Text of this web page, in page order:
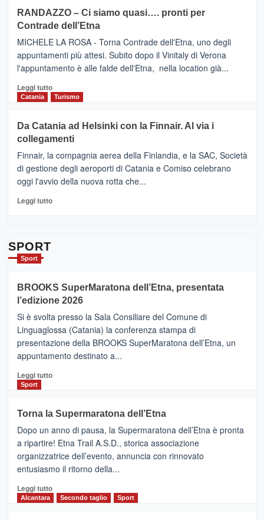
IL
NUOVO
SUMMER
CLUB
VIAGRANDE
(Ct)
–
Benanti
presenta
“Vino
&
Cultura
tappe
dell’enoturismo
RANDAZZO – Ci siamo quasi…. pronti per
Contrade dell’Etna
MICHELE LA ROSA - Torna Contrade dell'Etna, uno degli
appuntamenti più attesi. Subito dopo il Vinitaly di Verona
l'appuntamento è alle falde dell'Etna, nella location già...
Leggi tuttoLeggi
di
RANDAZZO
–
Ci
siamo
quasi….
pronti
per
Catania Turismo
Da Catania ad Helsinki con la Finnair. Al via i
collegamenti
Finnair, la compagnia aerea della Finlandia, e la SAC, Società
di gestione degli aeroporti di Catania e Comiso celebrano
oggi l'avvio della nuova rotta che...
Leggi tuttoLeggi
con
la
Al
via
i
collegamenti
SPORT
Sport
BROOKS SuperMaratona dell’Etna, presentata
l’edizione 2026
Si è svolta presso la Sala Consiliare del Comune di
Linguaglossa (Catania) la conferenza stampa di
presentazione della BROOKS SuperMaratona dell’Etna, un
appuntamento destinato a...
Leggi tuttoLeggi
BROOKS
SuperMaratona
dell’Etna,
presentata
l’edizione
2026
Sport
Torna la Supermaratona dell’Etna
Dopo un anno di pausa, la Supermaratona dell’Etna è pronta
a ripartire! Etna Trail A.S.D., storica associazione
organizzatrice dell’evento, annuncia con rinnovato
entusiasmo il ritorno della...
Leggi tuttoLeggi
Alcantara Secondo taglio Sport